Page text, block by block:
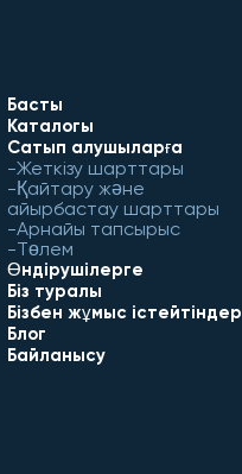
Басты
Каталогы
Сатып алушыларға
Жеткізу шарттары
Қайтару және
айырбастау шарттары
Арнайы тапсырыс
Төлем
Өндірушілерге
Біз туралы
Бізбен жұмыс істейтіндер
Блог
Байланысу